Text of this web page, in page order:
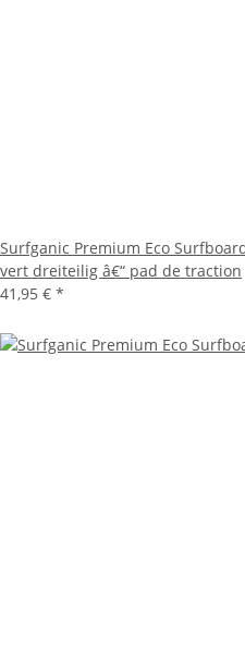
Surfganic Premium Eco
vert dreiteilig â€“ pad de traction
41,95 € *